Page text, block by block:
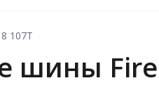
107T
шины